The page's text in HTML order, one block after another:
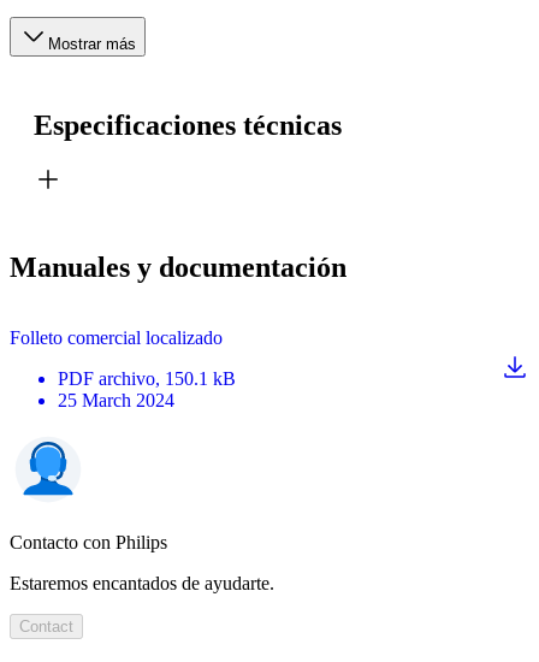
Mostrar más
Especificaciones técnicas
Manuales y documentación
Folleto comercial localizado
PDF archivo, 150.1 kB
25 March 2024
Contacto con Philips
Estaremos encantados de ayudarte.
Contact